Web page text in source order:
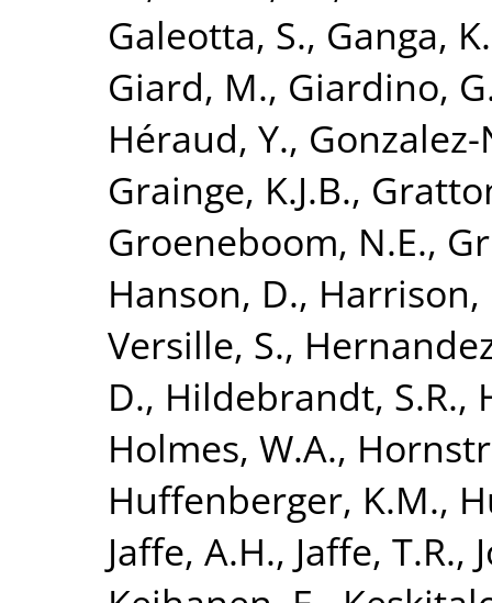
Galeotta, S., Ganga, K.
Giard, M., Giardino,
Héraud, Y., Gonzalez-
Grainge, K.J.B.,
Groeneboom, N.E.,
Hanson, D., Harrison,
Versille, S.,
D., Hildebrandt, S.R.,
Holmes, W.A.,
Huffenberger, K.M.,
Jaffe, A.H., Jaffe, T.R.,